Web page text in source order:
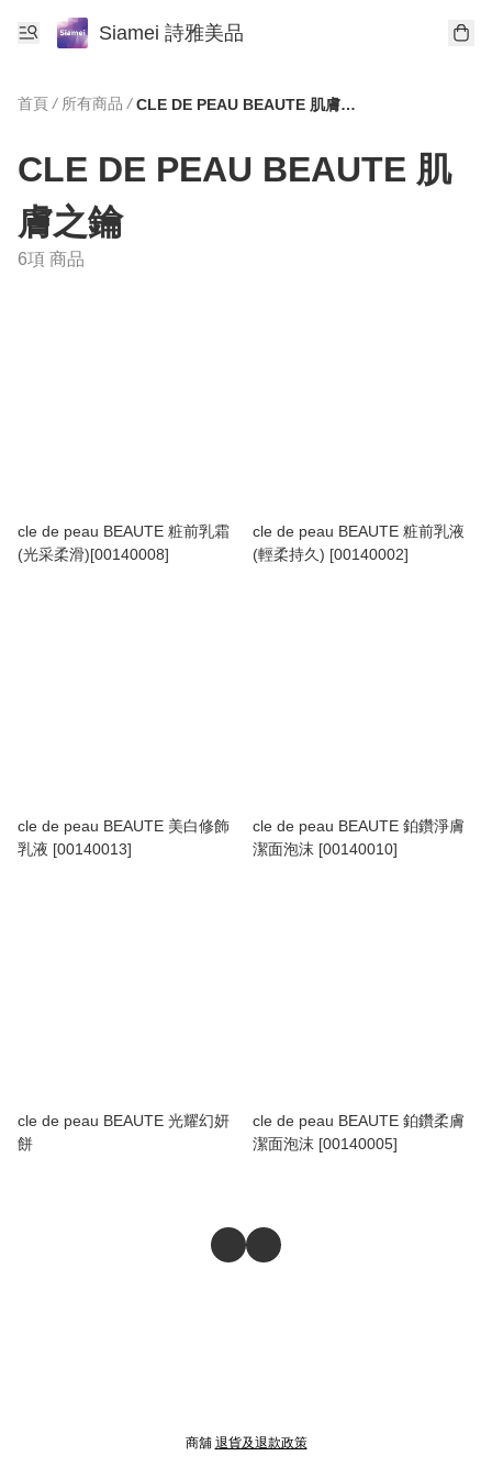
Siamei 詩雅美品
首頁 / 所有商品 / CLE DE PEAU BEAUTE 肌膚之鑰
CLE DE PEAU BEAUTE 肌
膚之鑰
6項 商品
cle de peau BEAUTE 粧前乳霜
(光采柔滑)[00140008]
cle de peau BEAUTE 粧前乳液
(輕柔持久) [00140002]
cle de peau BEAUTE 美白修飾
乳液 [00140013]
cle de peau BEAUTE 鉑鑽淨膚
潔面泡沫 [00140010]
cle de peau BEAUTE 光耀幻妍
餅
cle de peau BEAUTE 鉑鑽柔膚
潔面泡沫 [00140005]
商舖 退貨及退款政策